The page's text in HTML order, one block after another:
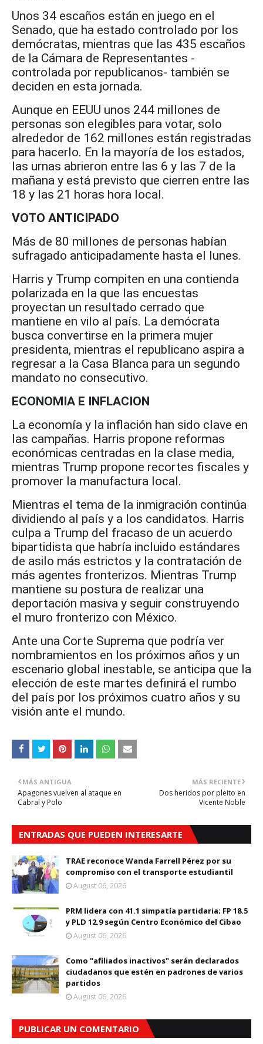
Unos 34 escaños están en juego en el
Senado, que ha estado controlado por los
demócratas, mientras que las 435 escaños
de la Cámara de Representantes -
controlada por republicanos- también se
deciden en esta jornada.
Aunque en EEUU unos 244 millones de
personas son elegibles para votar, solo
alrededor de 162 millones están registradas
para hacerlo. En la mayoría de los estados,
las urnas abrieron entre las 6 y las 7 de la
mañana y está previsto que cierren entre las
18 y las 21 horas hora local.
VOTO ANTICIPADO
Más de 80 millones de personas habían
sufragado anticipadamente hasta el lunes.
Harris y Trump compiten en una contienda
polarizada en la que las encuestas
proyectan un resultado cerrado que
mantiene en vilo al país. La demócrata
busca convertirse en la primera mujer
presidenta, mientras el republicano aspira a
regresar a la Casa Blanca para un segundo
mandato no consecutivo.
ECONOMIA E INFLACION
La economía y la inflación han sido clave en
las campañas. Harris propone reformas
económicas centradas en la clase media,
mientras Trump propone recortes fiscales y
promover la manufactura local.
Mientras el tema de la inmigración continúa
dividiendo al país y a los candidatos. Harris
culpa a Trump del fracaso de un acuerdo
bipartidista que habría incluido estándares
de asilo más estrictos y la contratación de
más agentes fronterizos. Mientras Trump
mantiene su postura de realizar una
deportación masiva y seguir construyendo
el muro fronterizo con México.
Ante una Corte Suprema que podría ver
nombramientos en los próximos años y un
escenario global inestable, se anticipa que la
elección de este martes definirá el rumbo
del país por los próximos cuatro años y su
visión ante el mundo.
MÁS RECIENTE
Dos heridos por pleito en
Vicente Noble
MÁS ANTIGUA
Apagones vuelven al ataque en
Cabral y Polo
ENTRADAS QUE PUEDEN INTERESARTE
TRAE reconoce Wanda Farrell Pérez por su
compromiso con el transporte estudiantil
August 06, 2026
PRM lidera con 41.1 simpatía partidaria; FP 18.5
y PLD 12.9 según Centro Económico del Cibao
August 06, 2026
Como "afiliados inactivos" serán declarados
ciudadanos que estén en padrones de varios
partidos
August 06, 2026
PUBLICAR UN COMENTARIO